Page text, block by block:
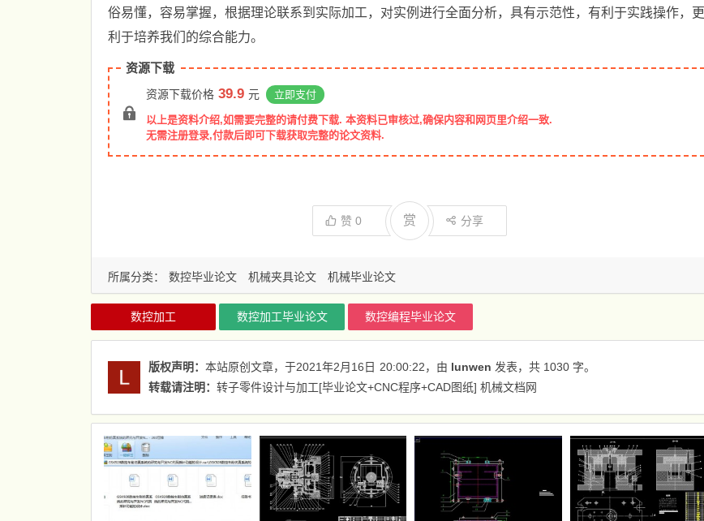
俗易懂，容易掌握，根据理论联系到实际加工，对实例进行全面分析，具有示范性，有利于实践操作，更
利于培养我们的综合能力。
资源下载
资源下载价格 39.9 元 立即支付
以上是资料介绍,如需要完整的请付费下载. 本资料已审核过,确保内容和网页里介绍一致.
无需注册登录,付款后即可下载获取完整的论文资料.
赞 0 赏 分享
所属分类： 数控毕业论文 机械夹具论文 机械毕业论文
数控加工 数控加工毕业论文 数控编程毕业论文
版权声明： 本站原创文章，于2021年2月16日 20:00:22，由 lunwen 发表，共 1030 字。
转载请注明： 转子零件设计与加工[毕业论文+CNC程序+CAD图纸] 机械文档网